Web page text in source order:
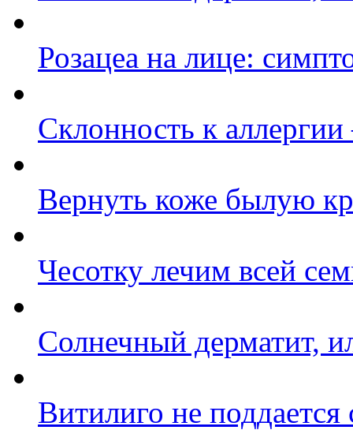
Розацеа на лице:
Cклонность к
Вернуть коже былую
Чесотку лечим всей
Солнечный дерматит,
Витилиго не поддается